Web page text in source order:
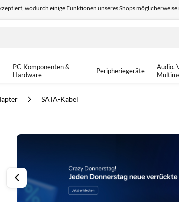
wodurch einige Funktionen unseres Shops
PC-Komponenten &
Hardware
Peripheriegeräte
Audio,
SATA-Kabel